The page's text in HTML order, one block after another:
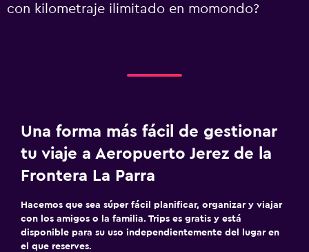
con kilometraje ilimitado en momondo?
Una forma más fácil de gestionar
tu viaje a Aeropuerto Jerez de la
Frontera La Parra
Hacemos que sea súper fácil planificar, organizar y viajar
con los amigos o la familia. Trips es gratis y está
disponible para su uso independientemente del lugar en
el que reserves.